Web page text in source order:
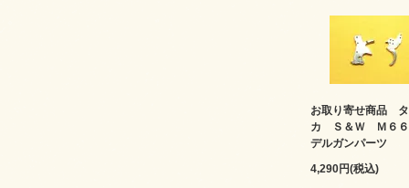
お取り寄せ商品
カ Ｓ＆Ｗ Ｍ６
デルガンパーツ
4,290円(税込)